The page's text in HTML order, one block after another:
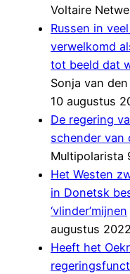
Voltaire
Russen in
verwelkomd
tot beeld dat
Sonja van
10 augustus
De regering
schender van
Multipolarista
Het Westen
in Donetsk
‘vlinder’mijnen
augustus 2022
Heeft het